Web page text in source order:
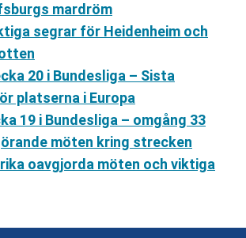
mardröm
segrar för Heidenheim och
20 i Bundesliga – Sista
platserna i Europa
19 i Bundesliga – omgång 33
möten kring strecken
oavgjorda möten och viktiga